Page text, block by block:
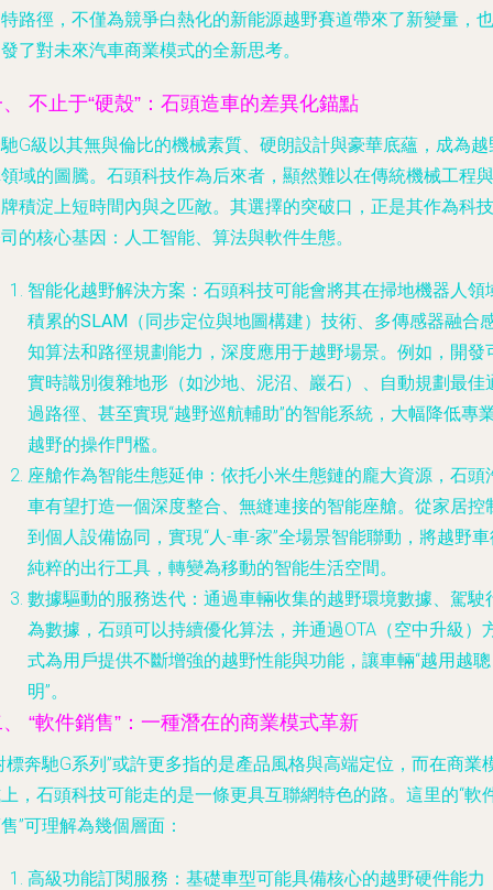
路徑，不僅為競爭白熱化的新能源越野賽道帶來了新變量，也
了對未來汽車商業模式的全新思考。
不止于“硬殼”：石頭造車的差異化錨點
G級以其無與倫比的機械素質、硬朗設計與豪華底蘊，成為越
域的圖騰。石頭科技作為后來者，顯然難以在傳統機械工程與
積淀上短時間內與之匹敵。其選擇的突破口，正是其作為科技
的核心基因： 人工智能、算法與軟件生態。
智能化越野解決方案 ：石頭科技可能會將其在掃地機器人領
積累的SLAM（同步定位與地圖構建）技術、多傳感器融合
知算法和路徑規劃能力 ，深度應用于越野場景。例如，開發
實時識別復雜地形（如沙地、泥沼、巖石）、自動規劃最佳
過路徑、甚至實現“越野巡航輔助”的智能系統，大幅降低專
越野的操作門檻。
座艙作為智能生態延伸 ：依托小米生態鏈的龐大資源，石頭
車有望打造一個深度整合、無縫連接的智能座艙。從家居控
到個人設備協同，實現“人-車-家”全場景智能聯動，將越野
純粹的出行工具，轉變為移動的智能生活空間。
數據驅動的服務迭代 ：通過車輛收集的越野環境數據、駕駛
為數據，石頭可以持續優化算法，并通過OTA（空中升級）
式為用戶提供不斷增強的越野性能與功能，讓車輛“越用越聰
明”。
“軟件銷售”：一種潛在的商業模式革新
標奔馳G系列”或許更多指的是產品風格與高端定位，而在商業
，石頭科技可能走的是一條更具互聯網特色的路。這里的“軟
”可理解為幾個層面：
高級功能訂閱服務 ：基礎車型可能具備核心的越野硬件能力